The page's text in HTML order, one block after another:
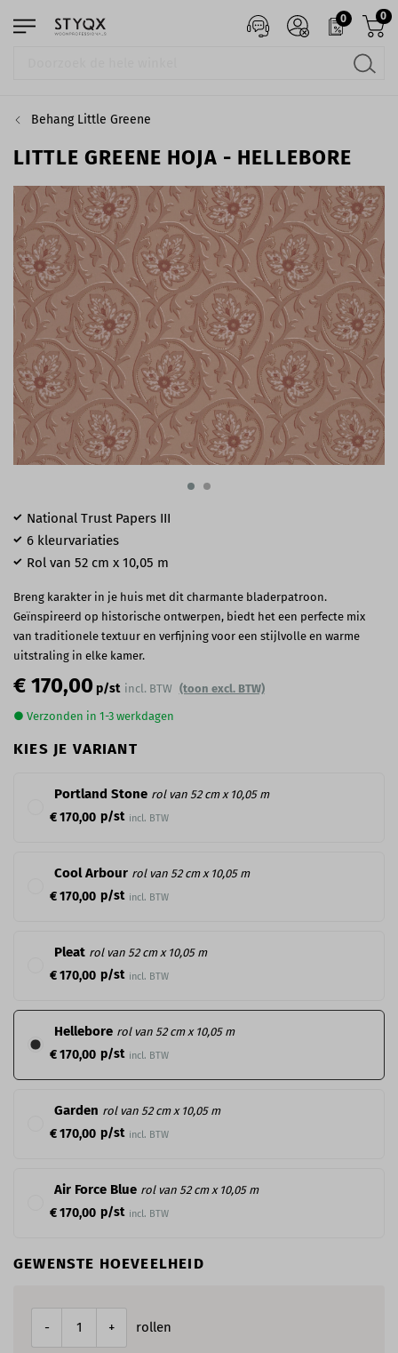
0 0
Behang Little Greene
LITTLE GREENE HOJA - HELLEBORE
€ 170,00p/st incl. BTW (toon excl. BTW)
● Verzonden in 1-3 werkdagen
KIES JE VARIANT
Portland Stone rol van 52 cm x 10,05 m
€ 170,00 p/st incl. BTW
Cool Arbour rol van 52 cm x 10,05 m
€ 170,00 p/st incl. BTW
Pleat rol van 52 cm x 10,05 m
€ 170,00 p/st incl. BTW
Hellebore rol van 52 cm x 10,05 m
€ 170,00 p/st incl. BTW
Garden rol van 52 cm x 10,05 m
€ 170,00 p/st incl. BTW
Air Force Blue rol van 52 cm x 10,05 m
€ 170,00 p/st incl. BTW
GEWENSTE HOEVEELHEID
- + rollen
National Trust Papers III
6 kleurvariaties
Rol van 52 cm x 10,05 m
Breng karakter in je huis met dit charmante bladerpatroon.
Geïnspireerd op historische ontwerpen, biedt het een perfecte mix
van traditionele textuur en verfijning voor een stijlvolle en warme
uitstraling in elke kamer.